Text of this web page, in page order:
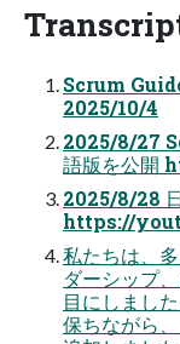
Scrum
2025/10/4
2025/8/27
語版を公
2025/8/28
https://
私たちは、
ダーシップ
目にしまし
保ちながら